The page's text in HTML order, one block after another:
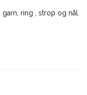
ring , strop og nål.